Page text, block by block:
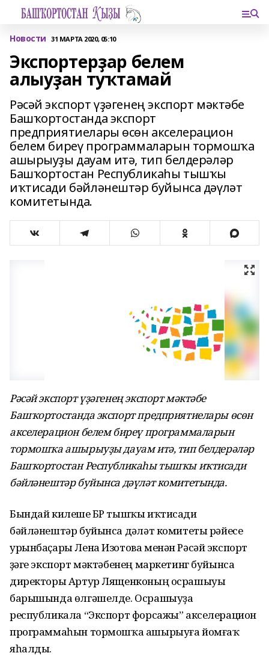
Новости 31 МАРТА 2020, 05:10
Экспортерҙар белем
алыуҙан туҡтамай
Рәсәй экспорт үҙәгенең экспорт мәктәбе
Башҡортостанда экспорт
предприятиелары өсөн акселерацион
белем биреү программаларын тормошҡа
ашырыуҙы дауам итә, тип белдерәләр
Башҡортостан Республикаһы тышҡы
иҡтисади бәйләнештәр буйынса дәүләт
комитетында.
Рәсәй экспорт үҙәгенең экспорт мәктәбе
Башҡортостанда экспорт предприятиелары өсөн
акселерацион белем биреү программаларын
тормошҡа ашырыуҙы дауам итә, тип белдерәләр
Башҡортостан Республикаһы тышҡы иҡтисади
бәйләнештәр буйынса дәүләт комитетында.
Бындай килешеү БР тышҡы иҡтисади
бәйләнештәр буйынса дәүләт комитеты рәйесе
урынбаҫары Лена Изотова менән Рәсәй экспорт
үҙәге экспорт мәктәбенең маркетинг буйынса
директоры Артур Лященконың осрашыуы
барышында өлгәшелде. Осрашыуҙа
республикала “Экспорт форсажы” акселерацион
программаһын тормошҡа ашырыуға йомғаҡ
яһалды.